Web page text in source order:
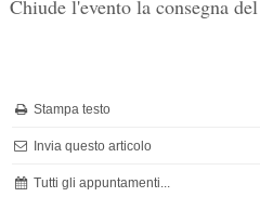
Chiude l'evento la consegna
Stampa testo
Invia questo articolo
Tutti gli appuntamenti...